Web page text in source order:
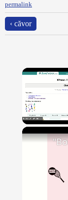
permalink
‹ căvor